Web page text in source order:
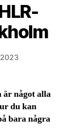
något alla
du kan
bara några